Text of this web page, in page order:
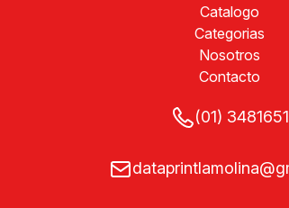
Catalogo
Categorias
Nosotros
Contacto
(01) 3481651